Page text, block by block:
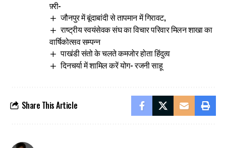
फ़्री-
जौनपुर में बूंदाबांदी से तापमान में गिरावट,
राष्ट्रीय स्वयंसेवक संघ का विचार परिवार मिलन शाखा का
वार्षिकोत्सव सम्पन्न
पाखंडी संतो के चलते कमजोर होता हिंदुत्व
दिनचर्या में शामिल करें योग- रजनी साहू
Share This Article